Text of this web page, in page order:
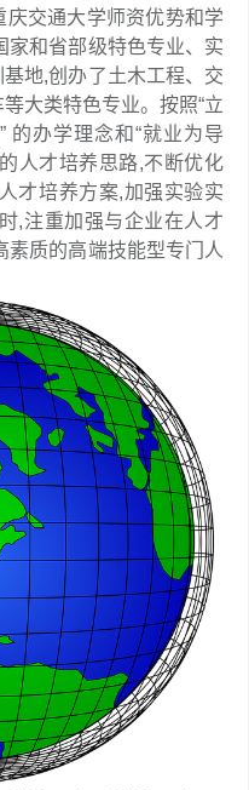
交通大学师资优势和学
家和省部级特色专业、实
地,创办了土木工程、交
大类特色专业。按照“立
的办学理念和“就业为导
人才培养思路,不断优化
才培养方案,加强实验实
,注重加强与企业在人才
素质的高端技能型专门人